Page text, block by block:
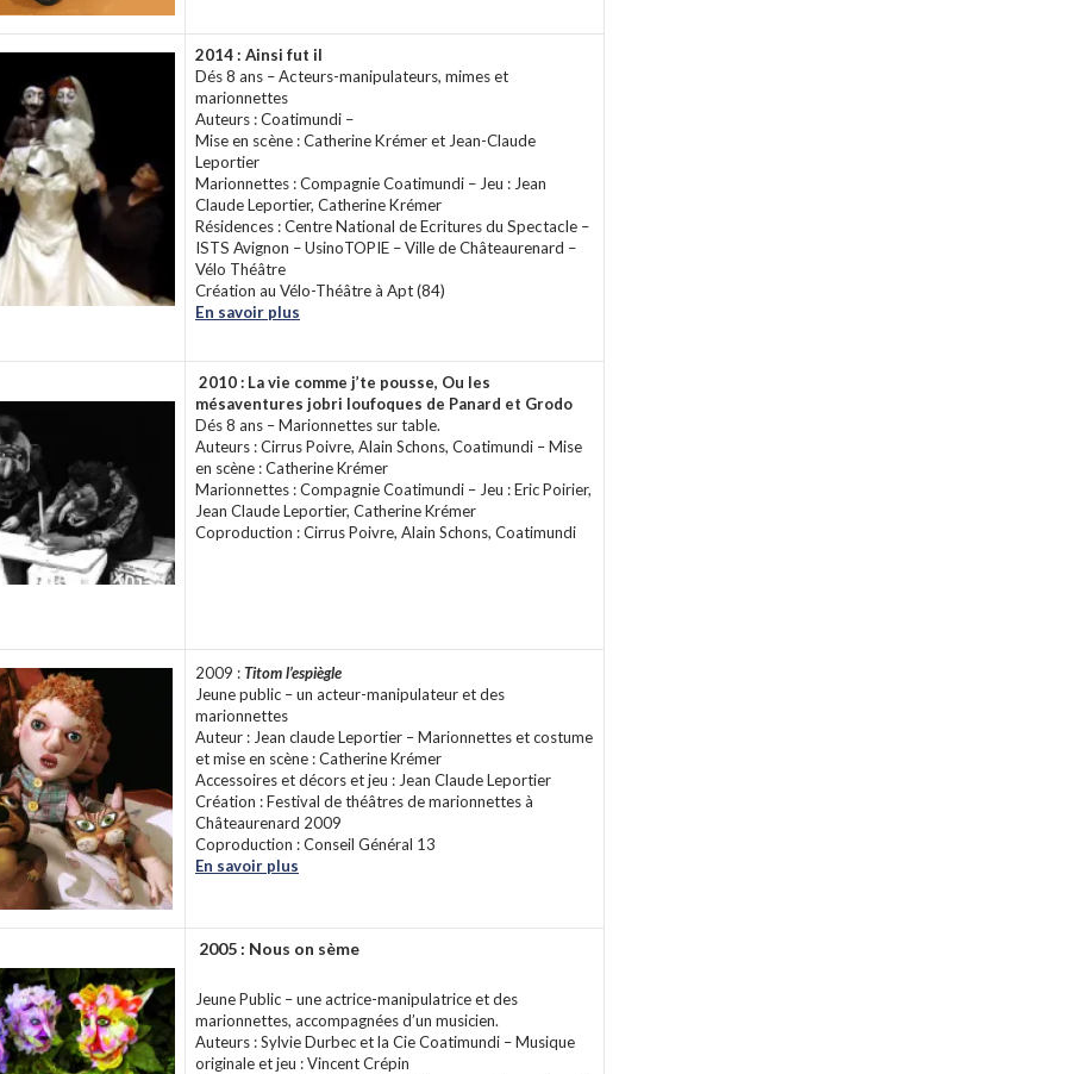
2014 : Ainsi fut il
Dés 8 ans – Acteurs-manipulateurs, mimes et
marionnettes
Auteurs : Coatimundi –
Mise en scène : Catherine Krémer et Jean-Claude
Leportier
Marionnettes : Compagnie Coatimundi – Jeu : Jean
Claude Leportier, Catherine Krémer
Résidences : Centre National de Ecritures du Spectacle –
ISTS Avignon – UsinoTOPIE – Ville de Châteaurenard –
Vélo Théâtre
Création au Vélo-Théâtre à Apt (84)
En savoir plus
2010 : La vie comme j’te pousse, Ou les
mésaventures jobri loufoques de Panard et Grodo
Dés 8 ans – Marionnettes sur table.
Auteurs : Cirrus Poivre, Alain Schons, Coatimundi – Mise
en scène : Catherine Krémer
Marionnettes : Compagnie Coatimundi – Jeu : Eric Poirier,
Jean Claude Leportier, Catherine Krémer
Coproduction : Cirrus Poivre, Alain Schons, Coatimundi
2009 :Titom l’espiègle
Jeune public – un acteur-manipulateur et des
marionnettes
Auteur : Jean claude Leportier – Marionnettes et costume
et mise en scène : Catherine Krémer
Accessoires et décors et jeu : Jean Claude Leportier
Création : Festival de théâtres de marionnettes à
Châteaurenard 2009
Coproduction : Conseil Général 13
En savoir plus
2005 : Nous on sème
Jeune Public – une actrice-manipulatrice et des
marionnettes, accompagnées d’un musicien.
Auteurs : Sylvie Durbec et la Cie Coatimundi – Musique
originale et jeu : Vincent Crépin